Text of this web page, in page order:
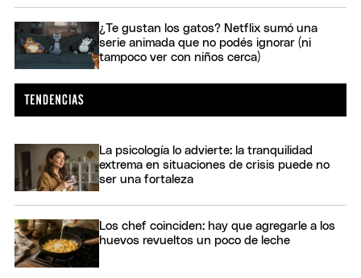
¿Te gustan los gatos? Netflix sumó una
serie animada que no podés ignorar (ni
tampoco ver con niños cerca)
La psicología lo advierte: la tranquilidad
extrema en situaciones de crisis puede no
ser una fortaleza
Los chef coinciden: hay que agregarle a los
huevos revueltos un poco de leche